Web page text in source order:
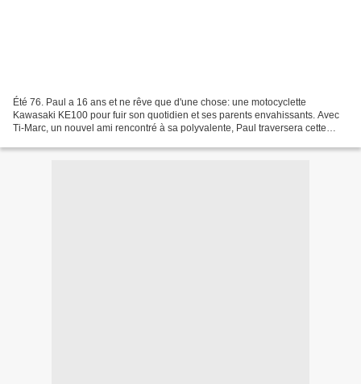
Été 76. Paul a 16 ans et ne rêve que d'une chose: une motocyclette
Kawasaki KE100 pour fuir son quotidien et ses parents envahissants. Avec
Ti-Marc, un nouvel ami rencontré à sa polyvalente, Paul traversera cette